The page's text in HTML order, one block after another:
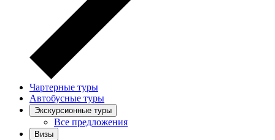
Чартерные туры
Автобусные туры
Экскурсионные туры
Все предложения
Визы